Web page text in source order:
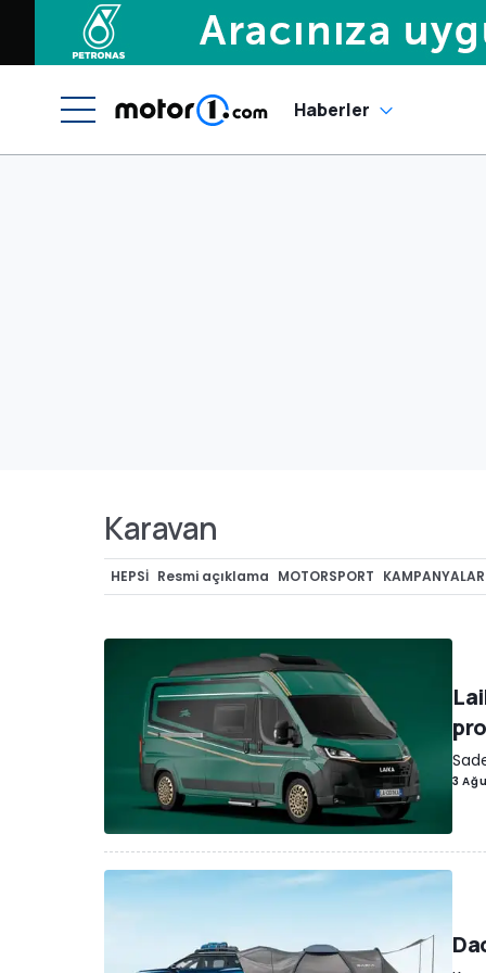
Haberler
Karavan
HEPSI Resmi açıklama MOTORSPORT KAMPANYALAR
Müzayede REKORLAR Lastik dünyası Render
Yarış/Kovalamaca OTONOM ARAÇLAR
OYUNLAR Off-Road KLASİKLER FİYATI NE? ÖDÜLLER
3